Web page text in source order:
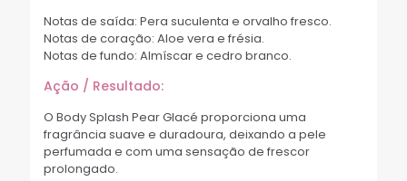
Notas de saída: Pera suculenta e orvalho fresco.
Notas de coração: Aloe vera e frésia.
Notas de fundo: Almíscar e cedro branco.
Ação / Resultado:
O Body Splash Pear Glacé proporciona uma
fragrância suave e duradoura, deixando a pele
perfumada e com uma sensação de frescor
prolongado.